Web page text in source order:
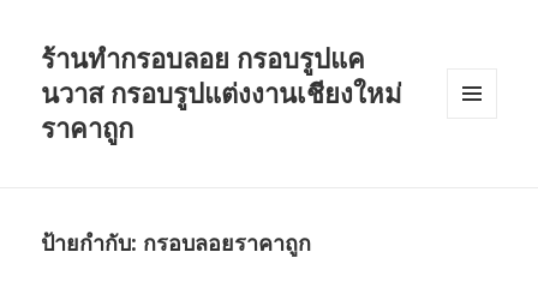
ร้านทำกรอบลอย กรอบรูปแค
นวาส กรอบรูปแต่งงานเชียงใหม่
ราคาถูก
ป้ายกำกับ: กรอบลอยราคาถูก